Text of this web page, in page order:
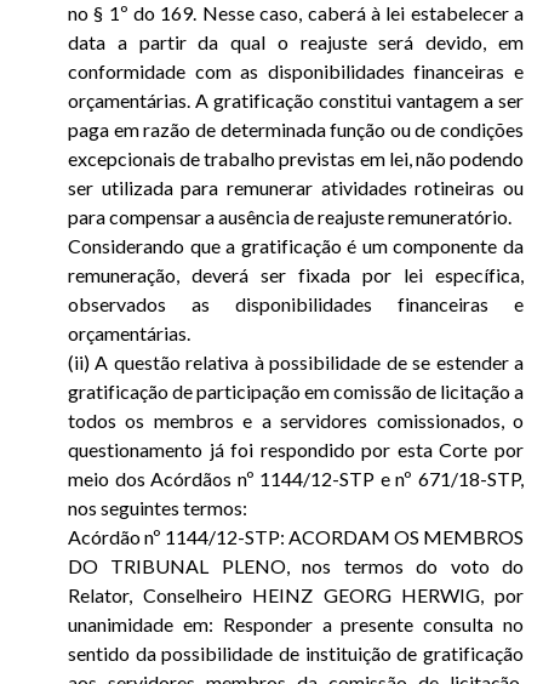
no § 1º do 169. Nesse caso, caberá à lei estabelecer a
data a partir da qual o reajuste será devido, em
conformidade com as disponibilidades financeiras e
orçamentárias. A gratificação constitui vantagem a ser
paga em razão de determinada função ou de condições
excepcionais de trabalho previstas em lei, não podendo
ser utilizada para remunerar atividades rotineiras ou
para compensar a ausência de reajuste remuneratório.
Considerando que a gratificação é um componente da
remuneração, deverá ser fixada por lei específica,
observados as disponibilidades financeiras e
orçamentárias.
(ii) A questão relativa à possibilidade de se estender a
gratificação de participação em comissão de licitação a
todos os membros e a servidores comissionados, o
questionamento já foi respondido por esta Corte por
meio dos Acórdãos nº 1144/12-STP e nº 671/18-STP,
nos seguintes termos:
Acórdão nº 1144/12-STP: ACORDAM OS MEMBROS
DO TRIBUNAL PLENO, nos termos do voto do
Relator, Conselheiro HEINZ GEORG HERWIG, por
unanimidade em: Responder a presente consulta no
sentido da possibilidade de instituição de gratificação